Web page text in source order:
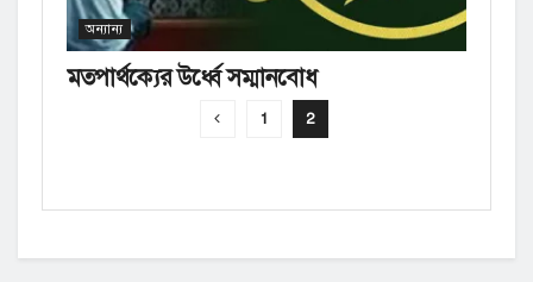
অন্যান্য
মতপার্থক্যের উর্ধ্বে সম্মানবোধ
1 2